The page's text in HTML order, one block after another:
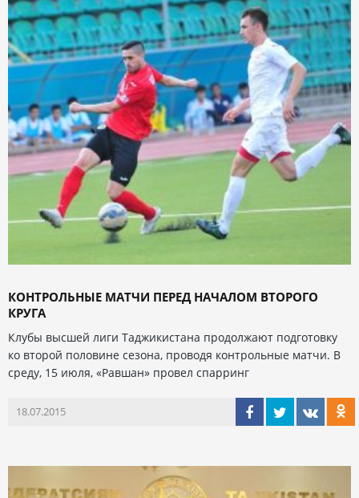
КОНТРОЛЬНЫЕ МАТЧИ ПЕРЕД НАЧАЛОМ ВТОРОГО
КРУГА
Клубы высшей лиги Таджикистана продолжают подготовку
ко второй половине сезона, проводя контрольные матчи. В
среду, 15 июля, «Равшан» провел спарринг
18.07.2015